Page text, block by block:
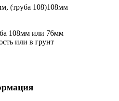
(труба 108)108мм
108мм или 76мм
или в грунт